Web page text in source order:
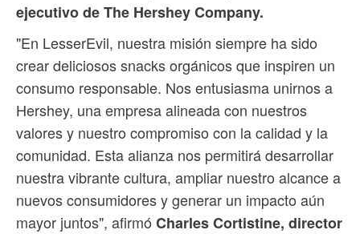
ejecutivo de The Hershey Company.
"En LesserEvil, nuestra misión siempre ha sido
crear deliciosos snacks orgánicos que inspiren un
consumo responsable. Nos entusiasma unirnos a
Hershey, una empresa alineada con nuestros
valores y nuestro compromiso con la calidad y la
comunidad. Esta alianza nos permitirá desarrollar
nuestra vibrante cultura, ampliar nuestro alcance a
nuevos consumidores y generar un impacto aún
mayor juntos", afirmó Charles Cortistine, director